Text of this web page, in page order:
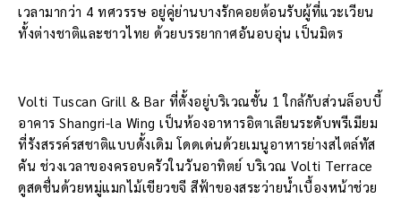
เวลามากว่า 4 ทศวรรษ อยู่คู่ย่านบางรักคอยต้อนรับผู้ที่แวะเวียน
ทั้งต่างชาติและชาวไทย ด้วยบรรยากาศอันอบอุ่น เป็นมิตร
Volti Tuscan Grill & Bar ที่ตั้งอยู่บริเวณชั้น 1 ใกล้กับส่วนล็อบบี้
อาคาร Shangri-la Wing เป็นห้องอาหารอิตาเลียนระดับพรีเมียม
ที่รังสรรค์รสชาติแบบดั้งเดิม โดดเด่นด้วยเมนูอาหารย่างสไตล์ทัส
คัน ช่วงเวลาของครอบครัวในวันอาทิตย์ บริเวณ Volti Terrace
ดูสดชื่นด้วยหมู่แมกไม้เขียวขจี สีฟ้าของสระว่ายน้ำเบื้องหน้าช่วย